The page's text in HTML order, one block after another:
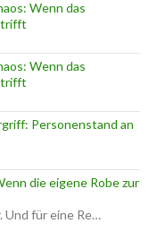
Wenn das
trifft
Wenn das
trifft
Personenstand an
die eigene Robe zur
Und für eine Re…